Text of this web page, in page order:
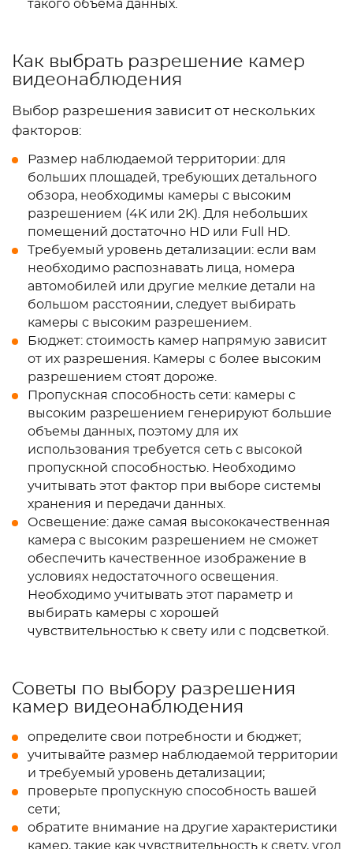
такого объема данных.
Как выбрать разрешение камер
видеонаблюдения
Выбор разрешения зависит от нескольких
факторов:
Размер наблюдаемой территории: для
больших площадей, требующих детального
обзора, необходимы камеры с высоким
разрешением (4K или 2K). Для небольших
помещений достаточно HD или Full HD.
Требуемый уровень детализации: если вам
необходимо распознавать лица, номера
автомобилей или другие мелкие детали на
большом расстоянии, следует выбирать
камеры с высоким разрешением.
Бюджет: стоимость камер напрямую зависит
от их разрешения. Камеры с более высоким
разрешением стоят дороже.
Пропускная способность сети: камеры с
высоким разрешением генерируют большие
объемы данных, поэтому для их
использования требуется сеть с высокой
пропускной способностью. Необходимо
учитывать этот фактор при выборе системы
хранения и передачи данных.
Освещение: даже самая высококачественная
камера с высоким разрешением не сможет
обеспечить качественное изображение в
условиях недостаточного освещения.
Необходимо учитывать этот параметр и
выбирать камеры с хорошей
чувствительностью к свету или с подсветкой.
Советы по выбору разрешения
камер видеонаблюдения
определите свои потребности и бюджет;
учитывайте размер наблюдаемой территории
и требуемый уровень детализации;
проверьте пропускную способность вашей
сети;
обратите внимание на другие характеристики
камер, такие как чувствительность к свету, угол